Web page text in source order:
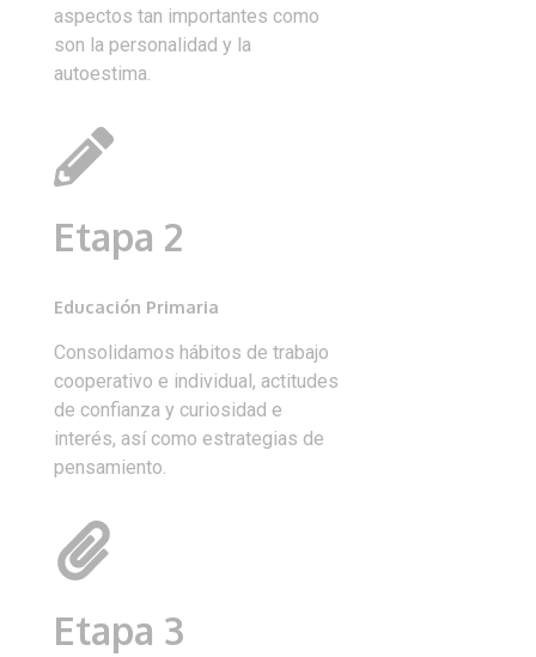
aspectos tan importantes como
son la personalidad y la
autoestima.
Etapa 2
Educación Primaria
Consolidamos hábitos de trabajo
cooperativo e individual, actitudes
de confianza y curiosidad e
interés, así como estrategias de
pensamiento.
Etapa 3